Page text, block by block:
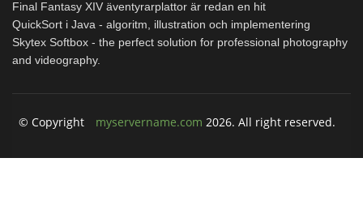
Final Fantasy XIV äventyrarplattor är redan en hit
QuickSort i Java - algoritm, illustration och implementering
Skytex Softbox - the perfect solution for professional photography
and videography.
© Copyright myservername.com 2026. All right reserved.